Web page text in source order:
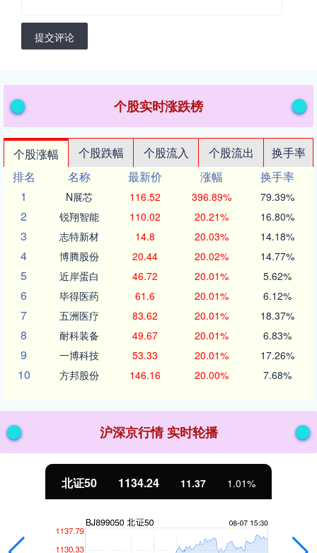
提交评论
个股实时涨跌榜
个股涨幅 个股跌幅 个股流入 个股流出
换手率
排名
名称 最新价 涨幅
换手率
1
N展芯 116.52 396.89% 79.39%
2 锐翔智能 110.02 20.21% 16.80%
3 志特新材 14.8 20.03% 14.18%
4 博腾股份 20.44 20.02% 14.77%
5 近岸蛋白 46.72 20.01% 5.62%
6 毕得医药 61.6 20.01% 6.12%
7 五洲医疗 83.62 20.01% 18.37%
8 耐科装备 49.67 20.01% 6.83%
9 一博科技 53.33 20.01% 17.26%
10 方邦股份 146.16 20.00% 7.68%
沪深京行情 实时轮播
北证50 1134.24 11.37 1.01%